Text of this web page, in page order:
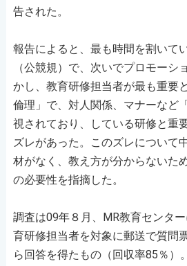
告された。
報告によると、最も時間を割いて
（公競規）で、次いでプロモーシ
かし、教育研修担当者が最も重要
倫理」で、対人関係、マナーなど
視されており、している研修と重
ズレがあった。このズレについて
材がなく、教え方が分からないた
の必要性を指摘した。
調査は09年８月、MR教育センタ
育研修担当者を対象に郵送で質問
ら回答を得たもの（回収率85％）